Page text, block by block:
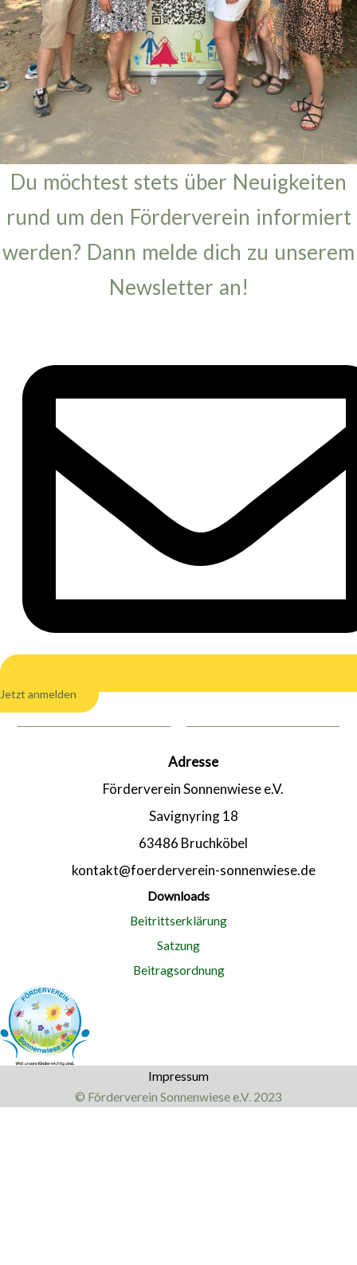
Du möchtest stets über Neuigkeiten
rund um den Förderverein informiert
werden? Dann melde dich zu unserem
Newsletter an!
Jetzt anmelden
Adresse
Förderverein Sonnenwiese e.V.
Savignyring 18
63486 Bruchköbel
kontakt@foerderverein-sonnenwiese.de
Downloads
Beitrittserklärung
Satzung
Beitragsordnung
Impressum
© Förderverein Sonnenwiese e.V. 2023